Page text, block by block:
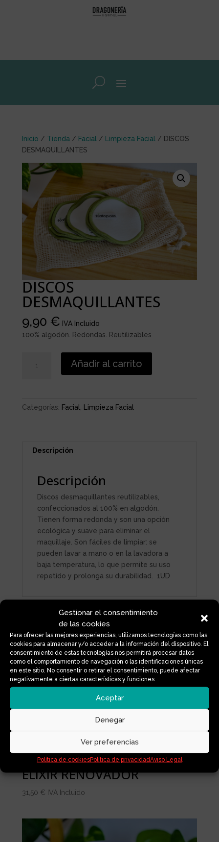
Gestionar el consentimiento
de las cookies
Para ofrecer las mejores experiencias, utilizamos tecnologías como las
cookies para almacenar y/o acceder a la información del dispositivo. El
consentimiento de estas tecnologías nos permitirá procesar datos
como el comportamiento de navegación o las identificaciones únicas
en este sitio. No consentir o retirar el consentimiento, puede afectar
negativamente a ciertas características y funciones.
Aceptar
Denegar
Ver preferencias
Política de cookiesPolítica de privacidadAviso Legal
Inicio / Tienda / Facial / Limpieza Facial
/ DISCOS
DESMAQUILLANTES
DISCOS
DESMAQUILLANTES
9,90 € IVA Incluido
100% algodón. Redondas. Reutilizables
DESMAQUILLANTESAñadir al carrito
Categorías: Facial, Limpieza Facial
Descripción
Descripción
Discos desmaquillantes reutilizables,
confeccionados al 100% en algodón.
Tienen forma redonda y son una opción
ecológica y suave para eliminar el
maquillaje. Son fáciles de limpiar: se
pueden lavar a mano o en la lavadora a
baja temperatura, lo que permite su uso
repetido y prolonga su durabilidad. 1UD
Productos relacionados
ELIXIR RENOVADOR
31,50 € IVA Incluido